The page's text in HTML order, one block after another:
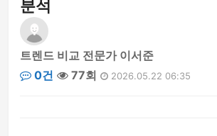
분석
트렌드 비교 전문가 이서준
0건
77회 2026.05.22 06:35